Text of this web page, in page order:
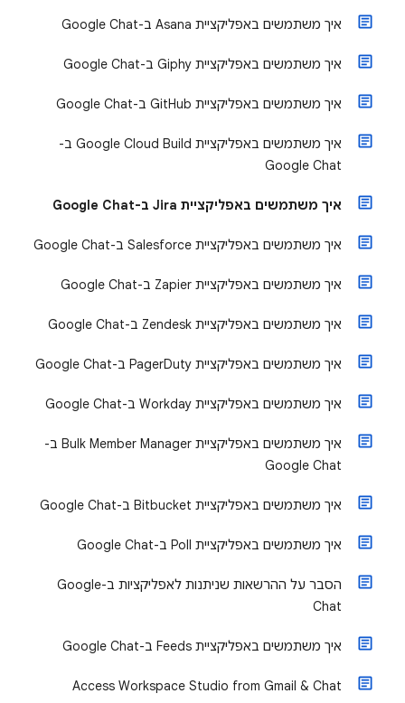
איך משתמשים באפליקציית Asana ב-Google Chat
איך משתמשים באפליקציית Giphy ב-Google Chat
איך משתמשים באפליקציית GitHub ב-Google Chat
איך משתמשים באפליקציית Google Cloud Build ב-
Google Chat
איך משתמשים באפליקציית Jira ב-Google Chat
איך משתמשים באפליקציית Salesforce ב-Google Chat
איך משתמשים באפליקציית Zapier ב-Google Chat
איך משתמשים באפליקציית Zendesk ב-Google Chat
איך משתמשים באפליקציית PagerDuty ב-Google Chat
איך משתמשים באפליקציית Workday ב-Google Chat
איך משתמשים באפליקציית Bulk Member Manager ב-
Google Chat
איך משתמשים באפליקציית Bitbucket ב-Google Chat
איך משתמשים באפליקציית Poll ב-Google Chat
הסבר על ההרשאות שניתנות לאפליקציות ב-Google
Chat
איך משתמשים באפליקציית Feeds ב-Google Chat
Access Workspace Studio from Gmail & Chat